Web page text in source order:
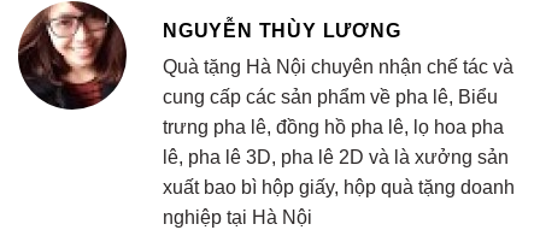
NGUYỄN THÙY LƯƠNG
Quà tặng Hà Nội chuyên nhận chế tác và
cung cấp các sản phẩm về pha lê, Biểu
trưng pha lê, đồng hồ pha lê, lọ hoa pha
lê, pha lê 3D, pha lê 2D và là xưởng sản
xuất bao bì hộp giấy, hộp quà tặng doanh
nghiệp tại Hà Nội